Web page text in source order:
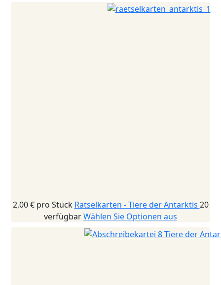
2,00 € pro Stück Rätselkarten - Tiere der Antarktis 20
verfügbarWählen Sie Optionen aus